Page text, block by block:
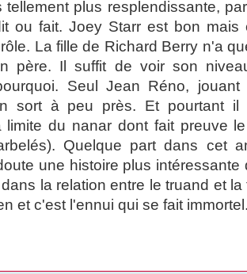
tellement plus resplendissante,
ou fait. Joey Starr est bon mais
La fille de Richard Berry n'a
père. Il suffit de voir son
Seul Jean Réno,
sort à peu près. Et pourtant
limite du nanar dont fait preuve
Quelque part dans cet
une histoire plus intéressante
dans la relation entre le truand et
et c'est l'ennui qui se fait